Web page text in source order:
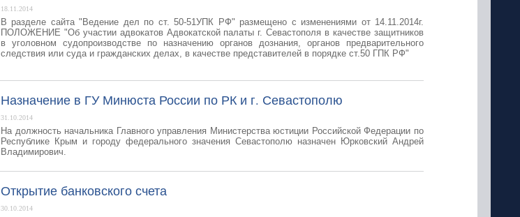
18.11.2014
В разделе сайта "Ведение дел по ст. 50-51УПК РФ" размещено с изменениями от 14.11.2014г.
ПОЛОЖЕНИЕ "Об участии адвокатов Адвокатской палаты г. Севастополя в качестве защитников
в уголовном судопроизводстве по назначению органов дознания, органов предварительного
следствия или суда и гражданских делах, в качестве представителей в порядке ст.50 ГПК РФ"
Назначение в ГУ Минюста России по РК и г. Севастополю
31.10.2014
На должность начальника Главного управления Министерства юстиции Российской Федерации по
Республике Крым и городу федерального значения Севастополю назначен Юрковский Андрей
Владимирович.
Открытие банковского счета
30.10.2014